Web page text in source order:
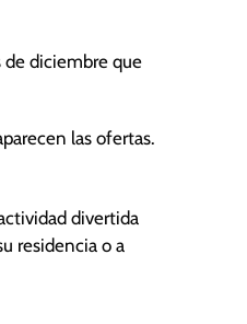
de diciembre que
las ofertas.
divertida
residencia o a